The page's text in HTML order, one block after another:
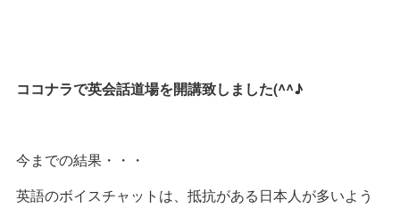
ココナラで英会話道場を開講致しました(^^♪
今までの結果・・・
英語のボイスチャットは、抵抗がある日本人が多いよう